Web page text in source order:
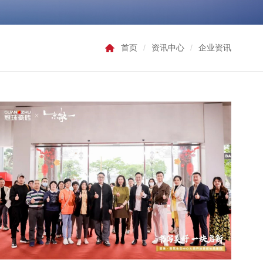
首页 / 资讯中心 / 企业资讯